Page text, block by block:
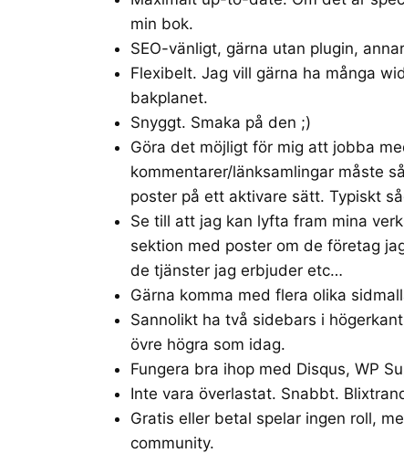
min bok.
SEO-vänligt, gärna utan plugin,
Flexibelt. Jag vill gärna ha många
bakplanet.
Snyggt. Smaka på den ;)
Göra det möjligt för mig att jobba
kommentarer/länksamlingar måste
poster på ett aktivare sätt. Typiskt
Se till att jag kan lyfta fram mina
sektion med poster om de företag
de tjänster jag erbjuder etc…
Gärna komma med flera olika
Sannolikt ha två sidebars i
övre högra som idag.
Fungera bra ihop med Disqus, WP
Inte vara överlastat. Snabbt.
Gratis eller betal spelar ingen roll,
community.